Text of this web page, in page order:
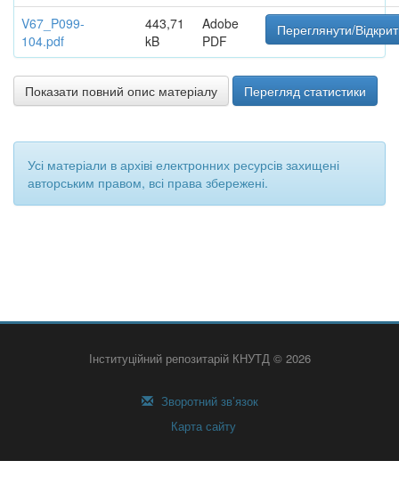
V67_P099-
104.pdf
443,71
kB
Adobe
PDF
Переглянути/
Показати повний опис матеріалу Перегляд статистики
Усі матеріали в архіві електронних ресурсів захищені
авторським правом, всі права збережені.
Інституційний репозитарій КНУТД © 2026
Зворотний зв’язок
Карта сайту